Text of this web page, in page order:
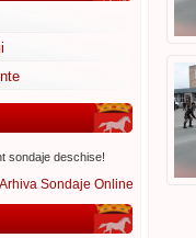
sondaje deschise!
Arhiva Sondaje Online